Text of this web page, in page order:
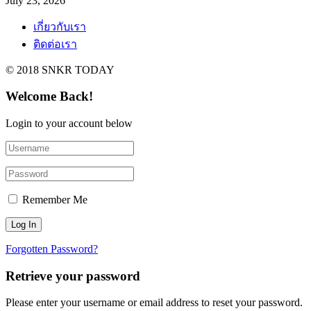
เกี่ยวกับเรา
ติดต่อเรา
© 2018 SNKR TODAY
Welcome Back!
Login to your account below
Remember Me
Forgotten Password?
Retrieve your password
Please enter your username or email address to reset your password.